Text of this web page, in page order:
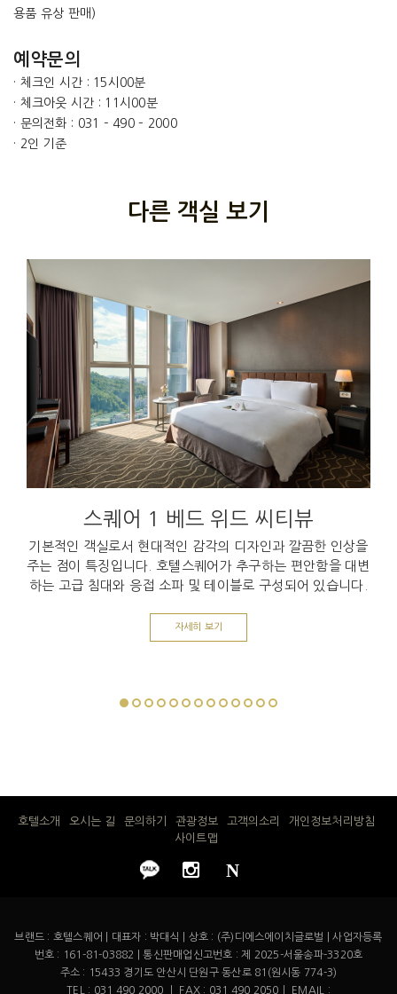
용품 유상 판매)
예약문의
· 체크인 시간 : 15시00분
· 체크아웃 시간 : 11시00분
· 문의전화 : 031 – 490 – 2000
· 2인 기준
다른 객실 보기
스퀘어 1 베드 위드 씨티뷰
기본적인 객실로서 현대적인 감각의 디자인과 깔끔한 인상을
주는 점이 특징입니다. 호텔스퀘어가 추구하는 편안함을 대변
하는 고급 침대와 응접 소파 및 테이블로 구성되어 있습니다.
자세히 보기
호텔소개 오시는 길 문의하기 관광정보 고객의소리
개인정보처리방침
사이트맵
N
브랜드 : 호텔스퀘어 | 대표자 : 박대식 | 상호 : (주)디에스에이치글로벌 | 사업자등록
번호 : 161-81-03882 | 통신판매업신고번호 : 제 2025-서울송파-3320호
주소 : 15433 경기도 안산시 단원구 동산로 81(원시동 774-3)
TEL : 031 490 2000 ㅣ FAX : 031 490 2050ㅣ EMAIL :